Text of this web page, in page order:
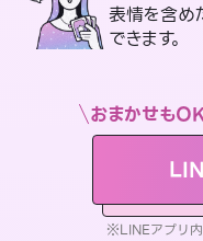
表情を含め
できます。
おまかせも
※LINEアプリ